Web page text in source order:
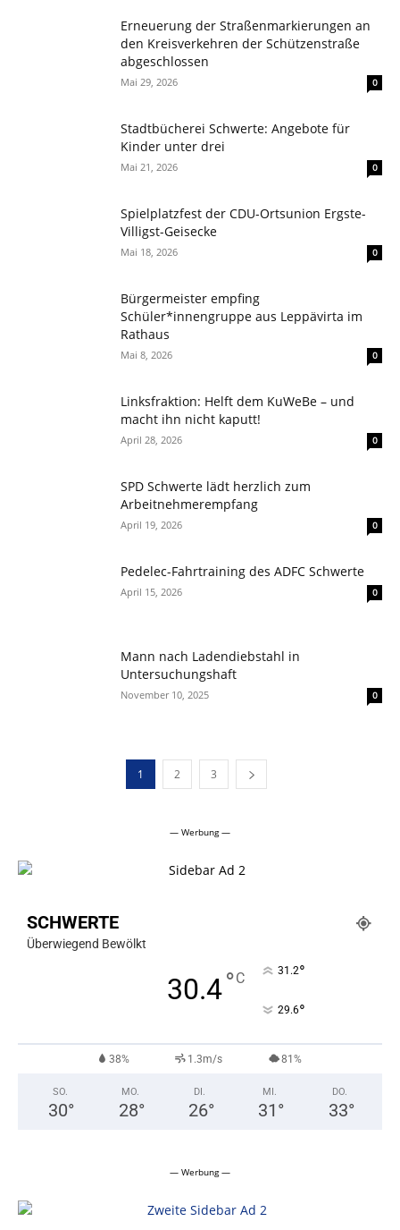
Erneuerung der Straßenmarkierungen an
den Kreisverkehren der Schützenstraße
abgeschlossen
Mai 29, 2026 0
Stadtbücherei Schwerte: Angebote für
Kinder unter drei
Mai 21, 2026 0
Spielplatzfest der CDU-Ortsunion Ergste-
Villigst-Geisecke
Mai 18, 2026 0
Bürgermeister empfing
Schüler*innengruppe aus Leppävirta im
Rathaus
Mai 8, 2026 0
Linksfraktion: Helft dem KuWeBe – und
macht ihn nicht kaputt!
April 28, 2026 0
SPD Schwerte lädt herzlich zum
Arbeitnehmerempfang
April 19, 2026 0
Pedelec-Fahrtraining des ADFC Schwerte
April 15, 2026 0
Mann nach Ladendiebstahl in
Untersuchungshaft
November 10, 2025 0
1 2 3
— Werbung —
SCHWERTE
Überwiegend Bewölkt
30.4°C 31.2°
29.6°
38% 1.3m/s 81%
SO.
30°
MO.
28°
DI.
26°
MI.
31 °
DO.
33°
— Werbung —